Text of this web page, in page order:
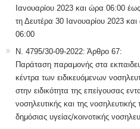
Ιανουαρίου 2023 και ώρα 06:00
τη Δευτέρα 30 Ιανουαρίου 2023
06:00
Ν. 4795/30-09-2022: Άρθρο 67:
Παράταση παραμονής στα
κέντρα των ειδικευόμενων
στην ειδικότητα της επείγουσας
νοσηλευτικής και της νοσηλευτικής
δημόσιας υγείας/κοινοτικής